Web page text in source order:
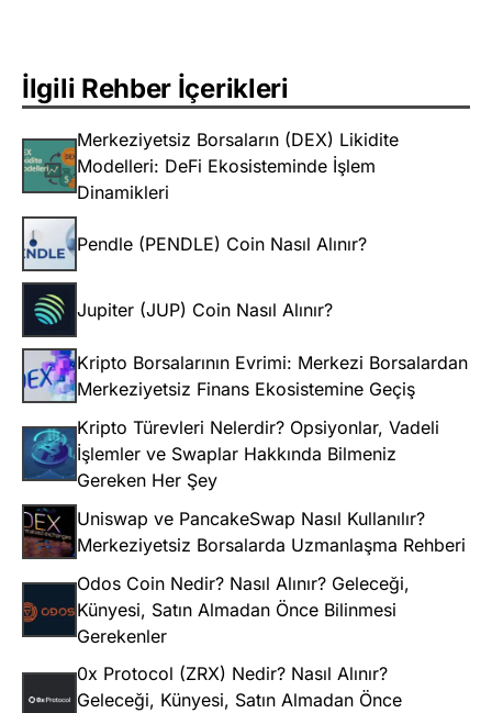
İlgili Rehber İçerikleri
Merkeziyetsiz Borsaların (DEX) Likidite
Modelleri: DeFi Ekosisteminde İşlem
Dinamikleri
Pendle (PENDLE) Coin Nasıl Alınır?
Jupiter (JUP) Coin Nasıl Alınır?
Kripto Borsalarının Evrimi: Merkezi Borsalardan
Merkeziyetsiz Finans Ekosistemine Geçiş
Kripto Türevleri Nelerdir? Opsiyonlar, Vadeli
İşlemler ve Swaplar Hakkında Bilmeniz
Gereken Her Şey
Uniswap ve PancakeSwap Nasıl Kullanılır?
Merkeziyetsiz Borsalarda Uzmanlaşma Rehberi
Odos Coin Nedir? Nasıl Alınır? Geleceği,
Künyesi, Satın Almadan Önce Bilinmesi
Gerekenler
0x Protocol (ZRX) Nedir? Nasıl Alınır?
Geleceği, Künyesi, Satın Almadan Önce